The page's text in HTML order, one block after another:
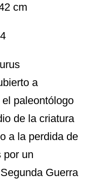
cm
a
paleontólogo
de la criatura
a la perdida de
por un
Guerra